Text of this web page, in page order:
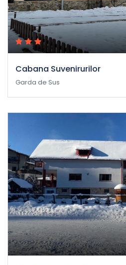
Cabana Suvenirurilor
Garda de Sus